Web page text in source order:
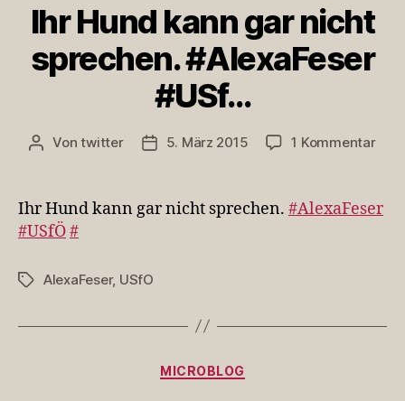
Ihr Hund kann gar nicht
sprechen. #AlexaFeser
#USf…
Beitragsautor
Vontwitter Veröffentlichungsdatum
5. März 2015 1 Kommentarzu
gar
Ihr Hund kann gar nicht sprechen. #AlexaFeser
#USfÖ#
Schlagwörter
AlexaFeser, USfO
Kategorien
MICROBLOG